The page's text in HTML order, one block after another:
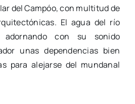
del Campóo, con multitud de
El agua del río
adornando con su sonido
unas dependencias bien
para alejarse del mundanal